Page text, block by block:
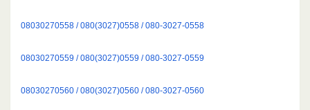
08030270558 / 080(3027)0558 / 080-3027-0558
08030270559 / 080(3027)0559 / 080-3027-0559
08030270560 / 080(3027)0560 / 080-3027-0560